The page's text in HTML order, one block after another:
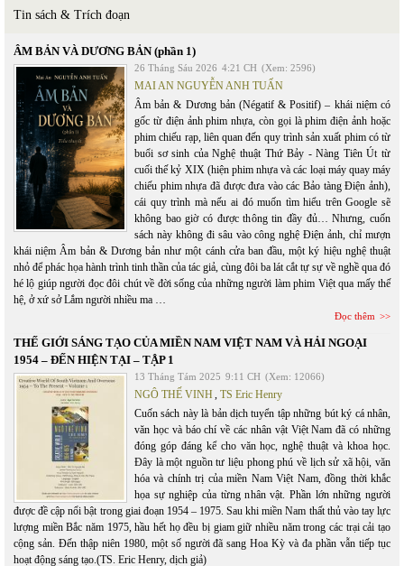
Tin sách & Trích đoạn
ÂM BẢN VÀ DƯƠNG BẢN (phần 1)
26 Tháng Sáu 2026 4:21 CH (Xem: 2596)
MAI AN NGUYỄN ANH TUẤN
Âm bản & Dương bản (Négatif & Positif) – khái niệm có
gốc từ điện ảnh phim nhựa, còn gọi là phim điện ảnh hoặc
phim chiếu rạp, liên quan đến quy trình sản xuất phim có từ
buổi sơ sinh của Nghệ thuật Thứ Bảy - Nàng Tiên Út từ
cuối thế kỷ XIX (hiện phim nhựa và các loại máy quay máy
chiếu phim nhựa đã được đưa vào các Bảo tàng Điện ảnh),
cái quy trình mà nếu ai đó muốn tìm hiểu trên Google sẽ
không bao giờ có được thông tin đầy đủ… Nhưng, cuốn
sách này không đi sâu vào công nghệ Điện ảnh, chỉ mượn
khái niệm Âm bản & Dương bản như một cánh cửa ban đầu, một ký hiệu nghệ thuật
nhỏ để phác họa hành trình tinh thần của tác giả, cùng đôi ba lát cắt tự sự về nghề qua đó
hé lộ giúp người đọc đôi chút về đời sống của những người làm phim Việt qua mấy thế
hệ, ở xứ sở Lắm người nhiều ma …
Đọc thêm
THẾ GIỚI SÁNG TẠO CỦA MIỀN NAM VIỆT NAM VÀ HẢI NGOẠI
1954 – ĐẾN HIỆN TẠI – TẬP 1
13 Tháng Tám 2025 9:11 CH (Xem: 12066)
NGÔ THẾ VINH, TS Eric Henry
Cuốn sách này là bản dịch tuyển tập những bút ký cá nhân,
văn học và báo chí về các nhân vật Việt Nam đã có những
đóng góp đáng kể cho văn học, nghệ thuật và khoa học.
Đây là một nguồn tư liệu phong phú về lịch sử xã hội, văn
hóa và chính trị của miền Nam Việt Nam, đồng thời khắc
họa sự nghiệp của từng nhân vật. Phần lớn những người
được đề cập nổi bật trong giai đoạn 1954 – 1975. Sau khi miền Nam thất thủ vào tay lực
lượng miền Bắc năm 1975, hầu hết họ đều bị giam giữ nhiều năm trong các trại cải tạo
cộng sản. Đến thập niên 1980, một số người đã sang Hoa Kỳ và đa phần vẫn tiếp tục
hoạt động sáng tạo.(TS. Eric Henry, dịch giả)